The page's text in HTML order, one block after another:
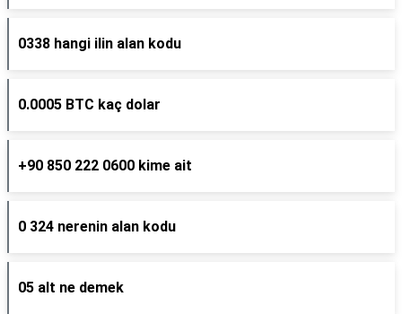
0338 hangi ilin alan kodu
0.0005 BTC kaç dolar
+90 850 222 0600 kime ait
0 324 nerenin alan kodu
05 alt ne demek